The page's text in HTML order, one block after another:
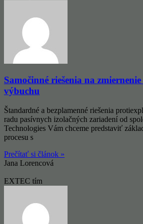
Samočinné riešenia na
výbuchu
Štandardné a bezplamenné riešenia
radu pasívnych izolačných zariadení od
Technologies Vám chceme predstaviť
procesu s
Prečítať si článok »
Jana Lorencová
EXTEC tím